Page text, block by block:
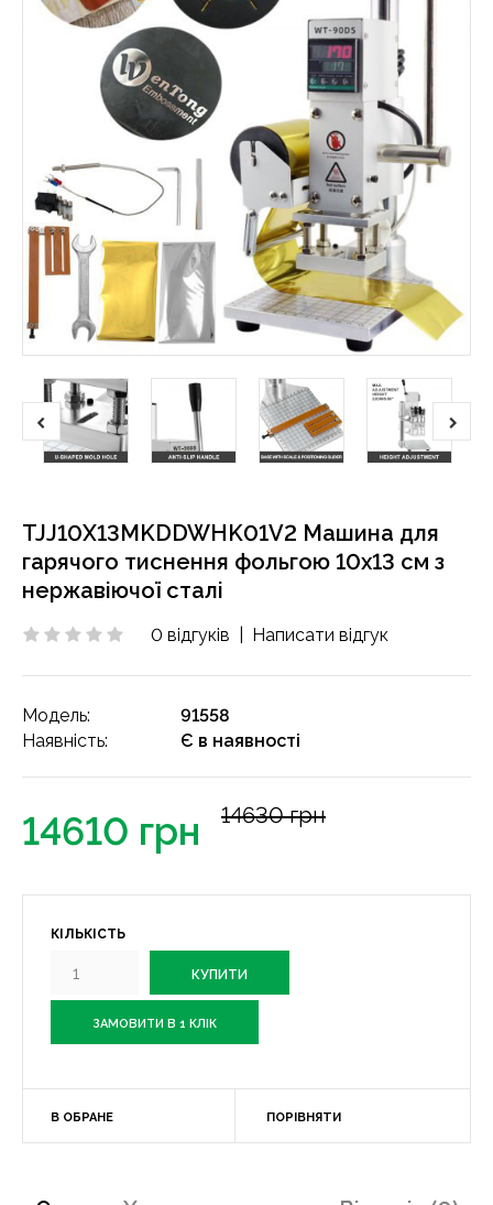
TJJ10X13MKDDWHK01V2 Машина для
гарячого тиснення фольгою 10x13 см з
нержавіючої сталі
0 відгуків Написати відгук
Модель:
91558
Наявність:
Є в наявності
14610 грн 14630 грн
КІЛЬКІСТЬ
ЗАМОВИТИ В 1 КЛІК
В ОБРАНЕ ПОРІВНЯТИ